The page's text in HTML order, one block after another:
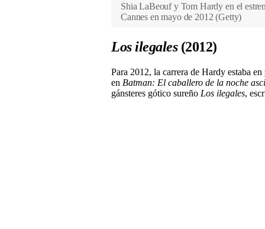
Shia LaBeouf y Tom Hardy en el
Cannes en mayo de 2012 (Getty)
Los ilegales(2012)
Para 2012, la carrera de Hardy estaba
en Batman: El caballero de la noche
gánsteres gótico sureño Los ilegales,